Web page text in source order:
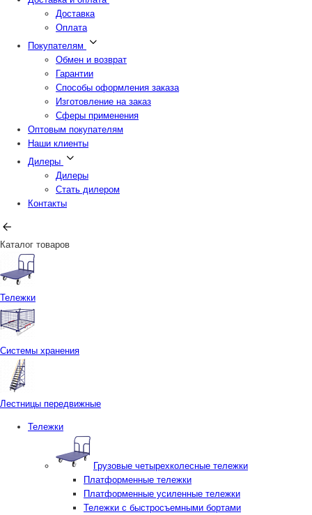
Доставка
Оплата
Покупателям
Обмен и возврат
Гарантии
Способы оформления заказа
Изготовление на заказ
Сферы применения
Оптовым покупателям
Наши клиенты
Дилеры
Дилеры
Стать дилером
Контакты
Каталог товаров
Тележки
Системы хранения
Лестницы передвижные
Тележки
Грузовые четырехколесные тележки
Платформенные тележки
Платформенные усиленные тележки
Тележки с быстросъемными бортами